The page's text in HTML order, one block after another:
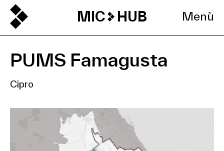
MIC HUB Menù
PUMS Famagusta
Cipro